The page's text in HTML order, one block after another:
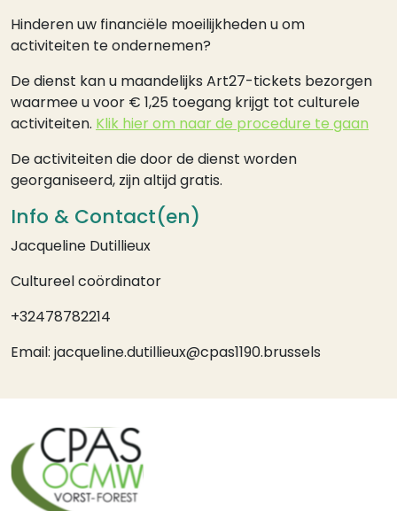
Hinderen uw financiële moeilijkheden u om
activiteiten te ondernemen?
De dienst kan u maandelijks Art27-tickets bezorgen
waarmee u voor € 1,25 toegang krijgt tot culturele
activiteiten. Klik hier om naar de procedure te gaan
De activiteiten die door de dienst worden
georganiseerd, zijn altijd gratis.
Info & Contact(en)
Jacqueline Dutillieux
Cultureel coördinator
+32478782214
Email: jacqueline.dutillieux@cpas1190.brussels